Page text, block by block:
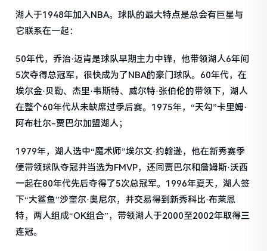
湖人于1948年加入NBA。球队的最大特点是总会有巨星与
它联系在一起：
50年代，乔治·迈肯是球队早期主力中锋，他带领湖人6年间
5次夺得总冠军，很快成为了NBA的豪门球队。60年代，在
埃尔金·贝勒、杰里·韦斯特、威尔特·张伯伦的带领下，湖人
在整个60年代从未缺席过季后赛。1975年，“天勾”卡里姆·
阿布杜尔-贾巴尔加盟湖人；
1979年，湖人选中“魔术师”埃尔文·约翰逊，他在新秀赛季
便带领球队夺冠并当选为FMVP，还同贾巴尔和詹姆斯·沃西
一起在80年代先后夺得了5次总冠军。1996年夏天，湖人签
下“大鲨鱼”沙奎尔·奥尼尔，并交易得到新秀科比·布莱恩
特，两人组成“OK组合”，带领湖人于2000至2002年取得三
连冠。